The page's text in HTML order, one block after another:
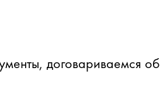
договариваемся об